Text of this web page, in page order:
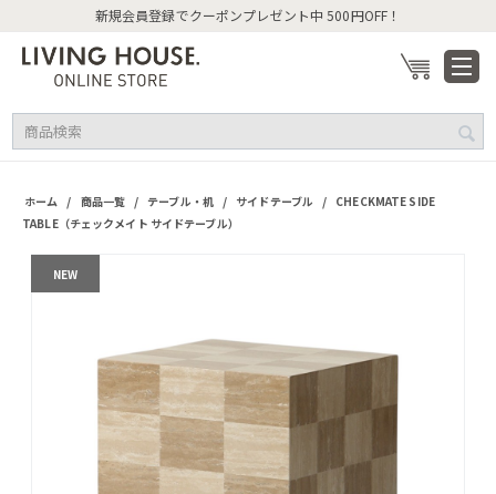
新規会員登録でクーポンプレゼント中 500円OFF！
ホーム / 商品一覧 / テーブル・机 / サイドテーブル / CHECKMATE SIDE
TABLE（チェックメイト サイドテーブル）
NEW